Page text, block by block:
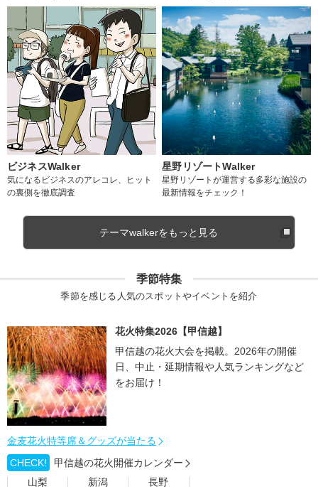
ビジネスWalker
気になるビジネスのアレコレ、ヒット
の裏側を徹底調査
星野リゾートWalker
星野リゾートが運営する多彩な施設の
最新情報をチェック！
テーマwalkerをもっと見る
季節特集
季節を感じる人気のスポットやイベントを紹介
花火特集2026【甲信越】
甲信越の花火大会を掲載。2026年の開催
日、中止・延期情報や人気ランキングなど
をお届け！
金麦花火特等席＆グッズが当たる
CHECK!
甲信越の花火開催カレンダー
山梨
新潟 長野